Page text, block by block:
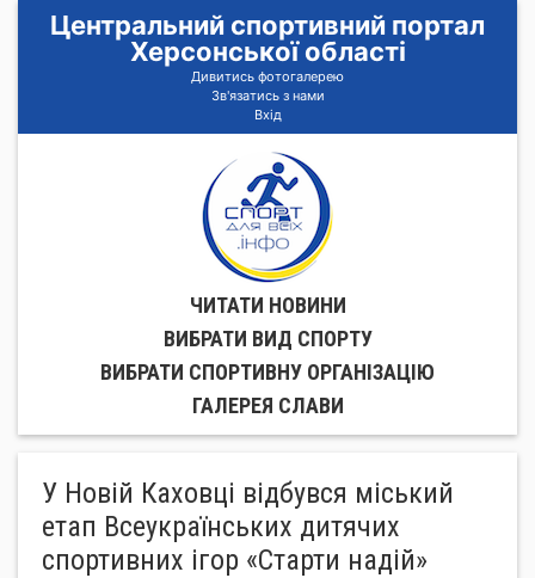
Центральний спортивний портал
Херсонської області
Дивитись фотогалерею
Зв'язатись з нами
Вхід
ЧИТАТИ НОВИНИ
ВИБРАТИ ВИД СПОРТУ
ВИБРАТИ СПОРТИВНУ ОРГАНIЗАЦIЮ
ГАЛЕРЕЯ СЛАВИ
У Новій Каховці відбувся міський
етап Всеукраїнських дитячих
спортивних ігор «Старти надій»